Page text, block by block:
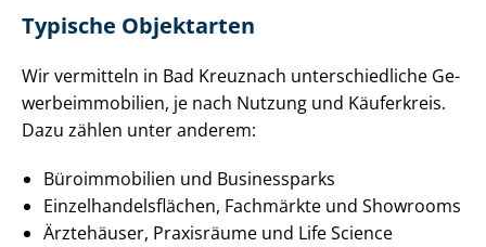
Typische Objektarten
Wir vermitteln in Bad Kreuznach un­ter­schied­li­che Ge­
wer­be­im­mo­bi­li­en, je nach Nutzung und Käuferkreis.
Dazu zählen unter anderem:
Büroimmobilien und Businessparks
Ein­zel­han­dels­flä­chen, Fachmärkte und Showrooms
Ärztehäuser, Praxisräume und Life Science